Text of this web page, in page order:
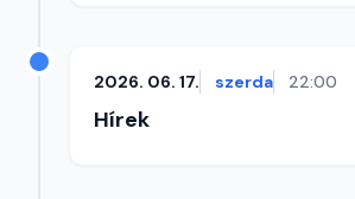
2026. 06. 17. szerda 22:00
Hírek